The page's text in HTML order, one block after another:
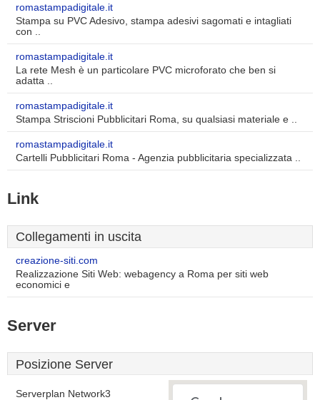
romastampadigitale.it
Stampa su PVC Adesivo, stampa adesivi sagomati e intagliati
con ..
romastampadigitale.it
La rete Mesh è un particolare PVC microforato che ben si
adatta ..
romastampadigitale.it
Stampa Striscioni Pubblicitari Roma, su qualsiasi materiale e ..
romastampadigitale.it
Cartelli Pubblicitari Roma - Agenzia pubblicitaria specializzata ..
Link
Collegamenti in uscita
creazione-siti.com
Realizzazione Siti Web: webagency a Roma per siti web
economici e
Server
Posizione Server
Serverplan Network3